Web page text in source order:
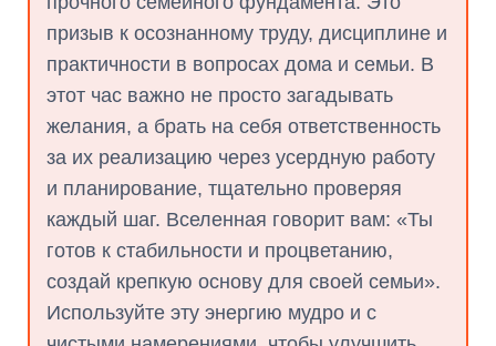
призыв к осознанному труду, дисциплине и
практичности в вопросах дома и семьи. В
этот час важно не просто загадывать
желания, а брать на себя ответственность
за их реализацию через усердную работу
и планирование, тщательно проверяя
каждый шаг. Вселенная говорит вам: «Ты
готов к стабильности и процветанию,
создай крепкую основу для своей семьи».
Используйте эту энергию мудро и с